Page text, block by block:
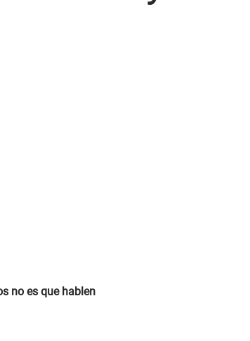
no es que hablen